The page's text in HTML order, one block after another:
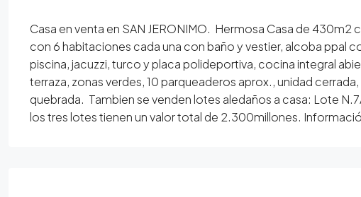
Casa en venta en SAN JERONIMO. Hermosa Casa de
con 6 habitaciones cada una con baño y vestier, alcoba ppal
piscina, jacuzzi, turco y placa polideportiva, cocina integral
terraza, zonas verdes, 10 parqueaderos aprox., unidad
quebrada. Tambien se venden lotes aledaños a casa: Lote
los tres lotes tienen un valor total de 2.300millones.